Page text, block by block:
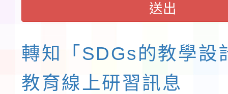
送出
轉知「SDGs的教學設
教育線上研習訊息